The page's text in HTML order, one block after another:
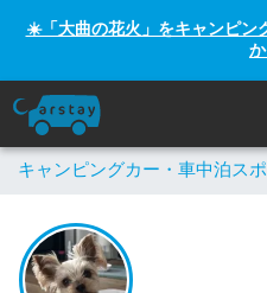
☀️「大曲の花火」をキャンピン
か
キャンピングカー・車中泊ス